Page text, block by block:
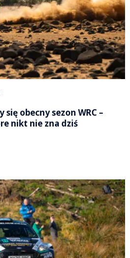
obecny sezon WRC –
nikt nie zna dziś